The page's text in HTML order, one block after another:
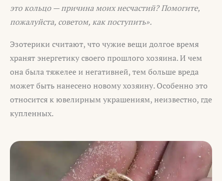
это кольцо — причина моих несчастий? Помогите,
пожалуйста, советом, как поступить».
Эзотерики считают, что чужие вещи долгое время
хранят энергетику своего прошлого хозяина. И чем
она была тяжелее и негативней, тем больше вреда
может быть нанесено новому хозяину. Особенно это
относится к ювелирным украшениям, неизвестно, где
купленных.